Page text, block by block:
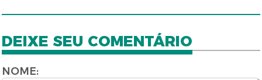
DEIXE SEU COMENTÁRIO
NOME: